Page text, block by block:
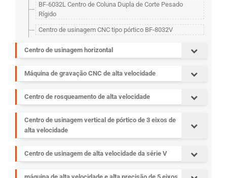
BF-6032L Centro de Coluna Dupla de Corte Pesado
Rígido
Centro de usinagem CNC tipo pórtico BF-8032V
Centro de usinagem horizontal
Máquina de gravação CNC de alta velocidade
Centro de rosqueamento de alta velocidade
Centro de usinagem vertical de pórtico de 3 eixos de
alta velocidade
Centro de usinagem de alta velocidade da série V